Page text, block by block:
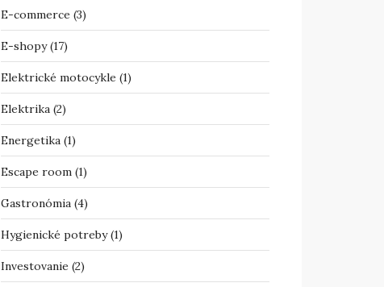
E-commerce (3)
E-shopy(17)
Elektrické motocykle (1)
Elektrika(2)
Energetika(1)
Escape room(1)
Gastronómia(4)
Hygienické potreby(1)
Investovanie (2)